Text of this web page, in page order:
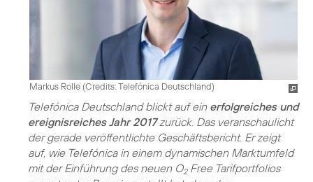
Markus Rolle (Credits: Telefónica Deutschland)
Telefónica Deutschland blickt auf ein erfolgreiches und
ereignisreiches Jahr 2017zurück. Das veranschaulicht
der gerade veröffentlichte Geschäftsbericht. Er zeigt
auf, wie Telefónica in einem dynamischen Marktumfeld
mit der Einführung des neuen O2Free Tarifportfolios